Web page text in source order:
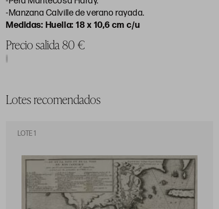
-Manzana Calville de verano rayada.
Huella: 18 x 10,6 cm c/u
Precio salida 80 €
Lotes recomendados
LOTE 1